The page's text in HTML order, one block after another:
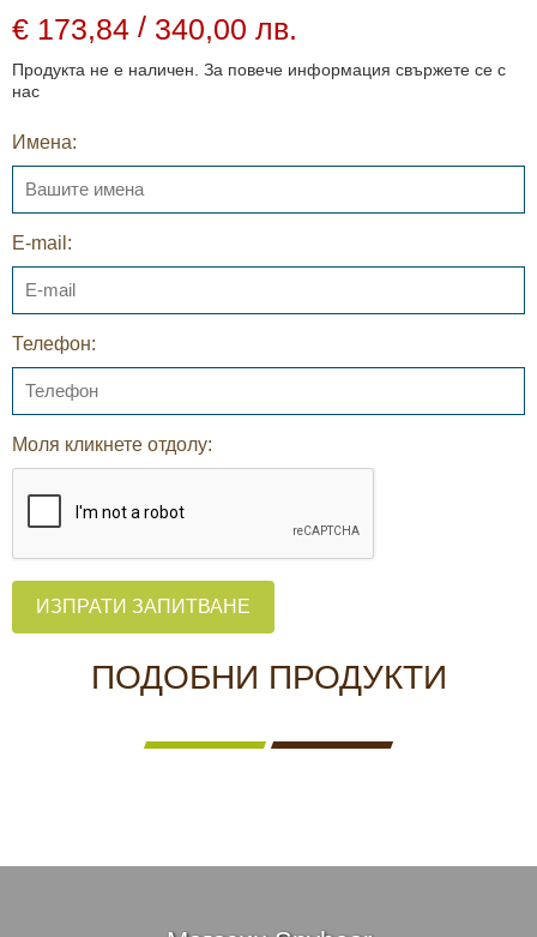
€ 173,84 / 340,00 лв.
Продукта не е наличен. За повече информация свържете се с
нас
Имена:
E-mail:
Телефон:
Моля кликнете отдолу:
ИЗПРАТИ ЗАПИТВАНЕ
ПОДОБНИ ПРОДУКТИ